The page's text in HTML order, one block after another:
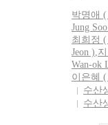
possible.
actualize
clinicians
MNCs
head and
which
lexical
level
박명애 (
Jung
최희정 (
Jeon ),
Wan-ok
이은혜 (
수산
수산